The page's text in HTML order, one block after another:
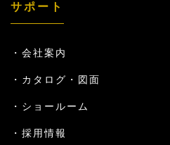
サポート
会社案内
カタログ・図面
ショールーム
採用情報